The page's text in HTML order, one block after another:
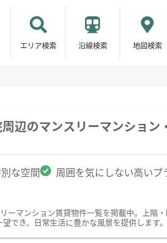
エリア検索 沿線検索 地図検索
辺のマンスリーマンショ
な空間 周囲を気にしない高いプ
マンション賃貸物件一覧を掲載中。上階
き、日常生活に豊かな風景を提供します